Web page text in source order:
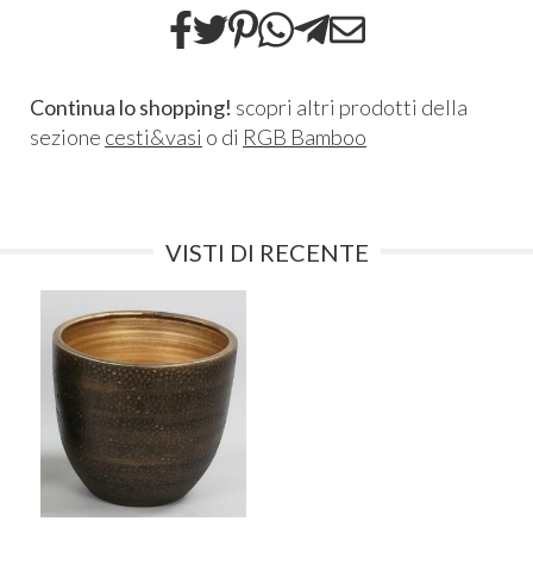
Continua lo shopping! scopri altri prodotti della
sezione cesti&vasi o di RGB Bamboo
VISTI DI RECENTE